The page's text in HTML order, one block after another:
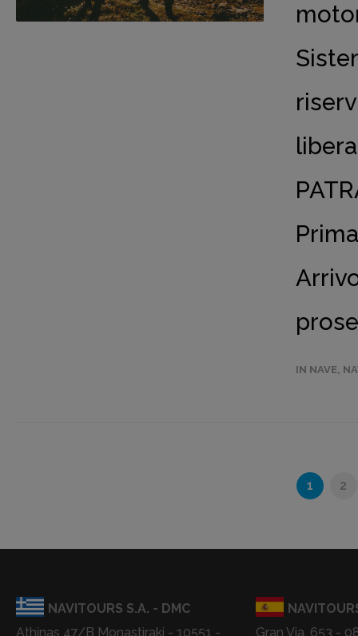
IN NAVE,
1 2
NAVITOURS S.A. - DMC
Athinas 47/B Monastiraki - 10551 -
Gran Via, 653 -